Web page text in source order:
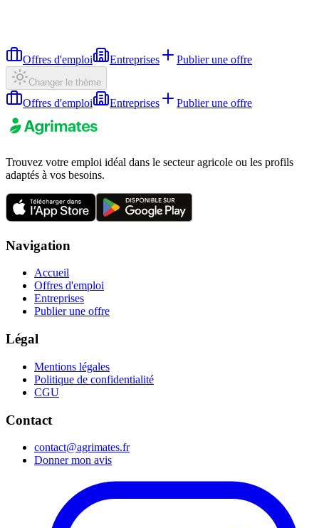
Offres d'emploi Entreprises Publier une offre
Changer le thème
Offres d'emploi Entreprises Publier une offre
Trouvez votre emploi idéal dans le secteur agricole ou les profils
adaptés à vos besoins.
Navigation
Accueil
Offres d'emploi
Entreprises
Publier une offre
Légal
Mentions légales
Politique de confidentialité
CGU
Contact
contact@agrimates.fr
Donner mon avis